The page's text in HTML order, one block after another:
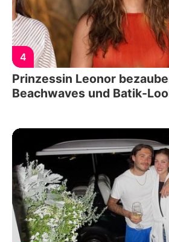
4
Prinzessin Leonor
Beachwaves und Batik-